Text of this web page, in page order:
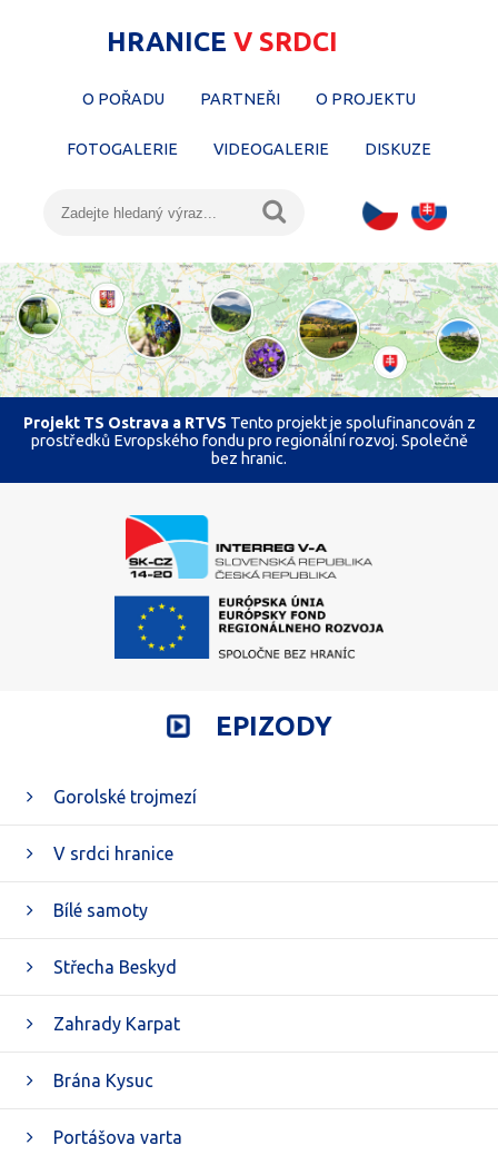
HRANICE V SRDCI
O POŘADU PARTNEŘI O PROJEKTU
FOTOGALERIE VIDEOGALERIE DISKUZE
Projekt TS Ostrava a RTVS Tento projekt je spolufinancován z
prostředků Evropského fondu pro regionální rozvoj. Společně
bez hranic.
EPIZODY
Gorolské trojmezí
V srdci hranice
Bílé samoty
Střecha Beskyd
Zahrady Karpat
Brána Kysuc
Portášova varta